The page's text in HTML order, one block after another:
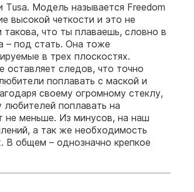
Модель называется Freedom
высокой четкости и это не
что ты плаваешь, словно в
– под стать. Она тоже
в трех плоскостях.
оставляет следов, что точно
поплавать с маской и
своему огромному стеклу,
поплавать на
не меньше. Из минусов, на наш
а так же необходимость
В общем – однозначно крепкое